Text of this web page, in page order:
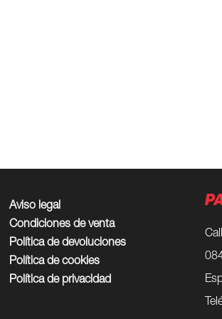
Aviso legal
Condiciones de venta
Política de devoluciones
Política de cookies
Política de privacidad